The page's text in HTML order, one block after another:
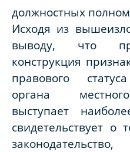
должностных
Исходя из
выводу, что
конструкция
правового
органа
выступает
свидетельствует о